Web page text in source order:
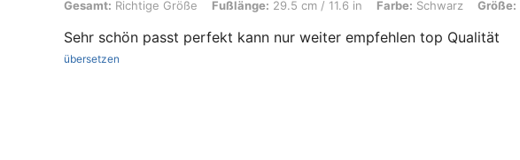
Gesamt: Richtige Größe, Fußlänge: 29.5 cm / 11.6 in, Farbe: Schwarz, Größe: EUR35
Gesamt: Richtige Größe Fußlänge: 29.5 cm / 11.6 in Farbe: Schwarz Größe:
Sehr schön passt perfekt kann nur weiter empfehlen top Qualität
übersetzen